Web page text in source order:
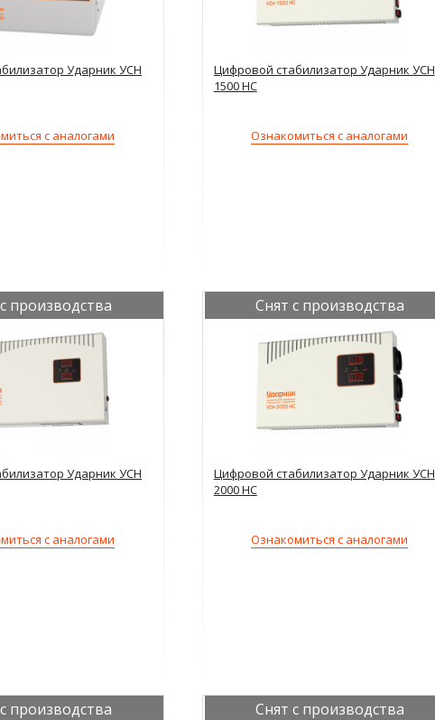
Ударник УСН
с аналогами
Цифровой стабилизатор Ударник УСН
1500 НС
Ознакомиться с аналогами
производства
Ударник УСН
с аналогами
Снят с производства
Цифровой стабилизатор Ударник УСН
2000 НС
Ознакомиться с аналогами
производства Снят с производства